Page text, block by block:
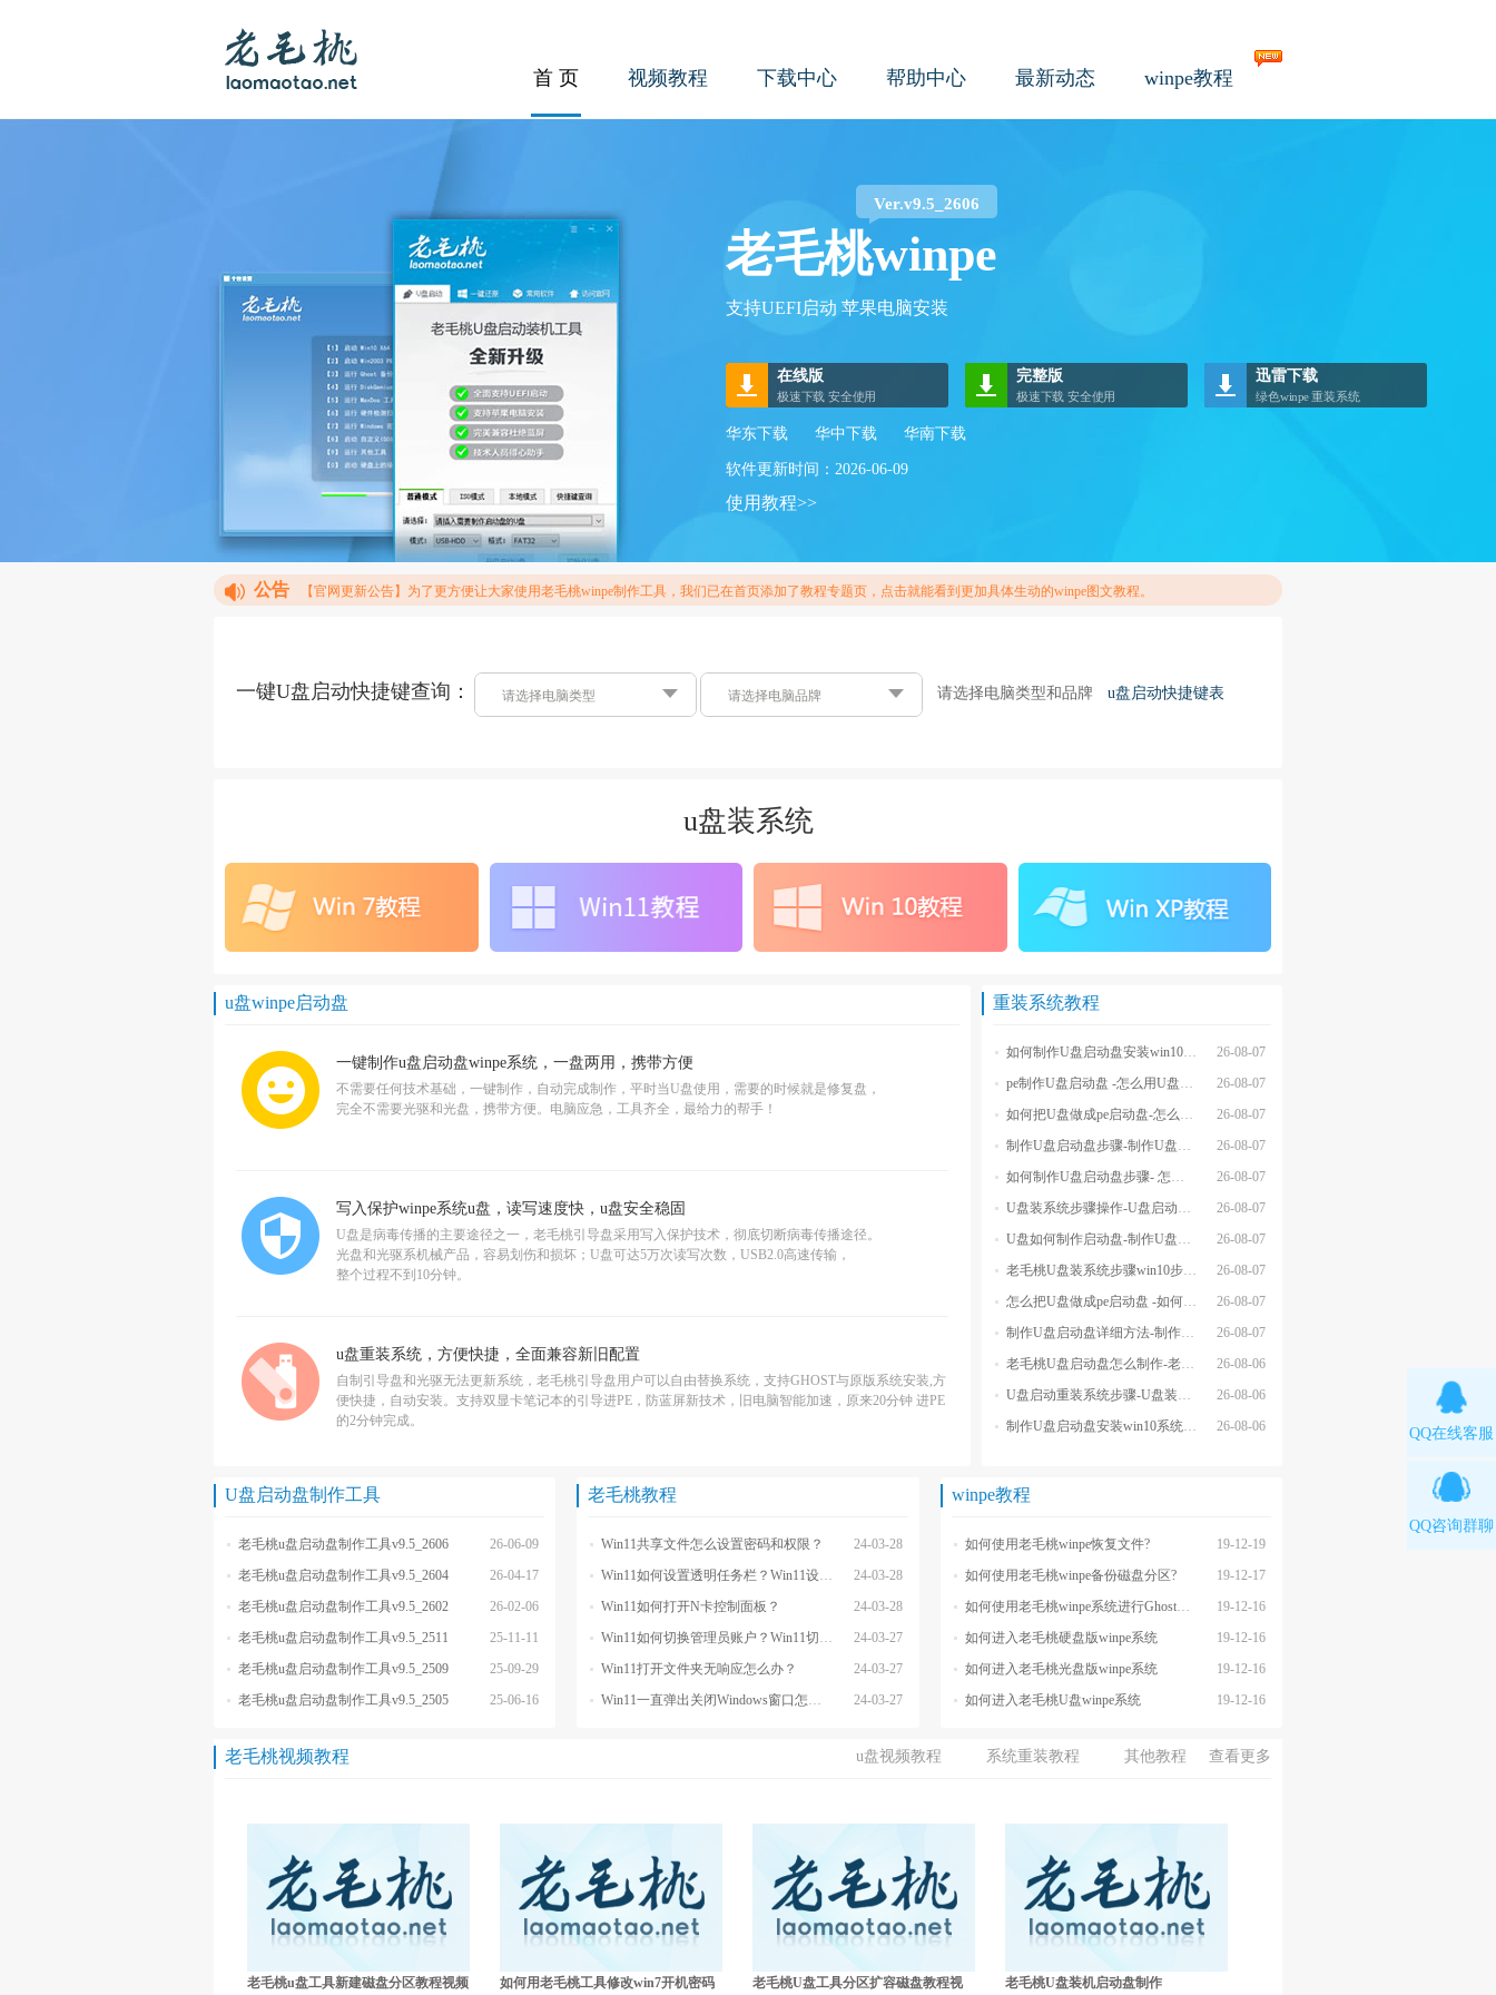
首 页 视频教程 下载中心 帮助中心 最新动态 winpe教程
老毛桃winpe
支持UEFI启动 苹果电脑安装
在线版
极速下载 安全使用
完整版
极速下载 安全使用
迅雷下载
绿色winpe 重装系统
使用教程>>
软件更新时间：2026-06-09
华东下载 华中下载 华南下载
公告 【官网更新公告】为了更方便让大家使用老毛桃winpe制作工具，我们已在首页添加了教程专题页，点击就能看到更加具体生动的winpe图文教程。
一键U盘启动快捷键查询： 请选择电脑类型 请选择电脑品牌 请选择电脑类型和品牌 u盘启动快捷键表
u盘装系统
u盘winpe启动盘
一键制作u盘启动盘winpe系统，一盘两用，携带方便
不需要任何技术基础，一键制作，自动完成制作，平时当U盘使用，需要的时候就是修复盘，
完全不需要光驱和光盘，携带方便。电脑应急，工具齐全，最给力的帮手！
写入保护winpe系统u盘，读写速度快，u盘安全稳固
U盘是病毒传播的主要途径之一，老毛桃引导盘采用写入保护技术，彻底切断病毒传播途径。
光盘和光驱系机械产品，容易划伤和损坏；U盘可达5万次读写次数，USB2.0高速传输，
整个过程不到10分钟。
u盘重装系统，方便快捷，全面兼容新旧配置
自制引导盘和光驱无法更新系统，老毛桃引导盘用户可以自由替换系统，支持GHOST与原版系统安装,方
便快捷，自动安装。支持双显卡笔记本的引导进PE，防蓝屏新技术，旧电脑智能加速，原来20分钟 进PE
的2分钟完成。
重装系统教程
26-08-07
如何制作U盘启动盘安装win10系统-怎么制作U盘启动盘安装win10系
26-08-07
pe制作U盘启动盘 -怎么用U盘制作pe系统启动盘
26-08-07
如何把U盘做成pe启动盘-怎么把U盘做成pe启动盘
26-08-07
制作U盘启动盘步骤-制作U盘启动盘详细方法
26-08-07
如何制作U盘启动盘步骤- 怎么制作U盘启动盘步骤
26-08-07
U盘装系统步骤操作-U盘启动重装系统步骤
26-08-07
U盘如何制作启动盘-制作U盘启动盘重装
26-08-07
老毛桃U盘装系统步骤win10步骤-老毛桃U盘装系统步骤win10方法
26-08-07
怎么把U盘做成pe启动盘 -如何把U盘做成pe启动盘
26-08-07
制作U盘启动盘详细方法-制作U盘启动盘步骤
26-08-06
老毛桃U盘启动盘怎么制作-老毛桃winpeU盘启动盘制作步骤
26-08-06
U盘启动重装系统步骤-U盘装系统步骤操作
26-08-06
制作U盘启动盘安装win10系统步骤-制作U盘启动盘安装win10系统步骤
U盘启动盘制作工具
26-06-09
老毛桃u盘启动盘制作工具v9.5_2606
26-04-17
老毛桃u盘启动盘制作工具v9.5_2604
26-02-06
老毛桃u盘启动盘制作工具v9.5_2602
25-11-11
老毛桃u盘启动盘制作工具v9.5_2511
25-09-29
老毛桃u盘启动盘制作工具v9.5_2509
25-06-16
老毛桃u盘启动盘制作工具v9.5_2505
老毛桃教程
24-03-28
Win11共享文件怎么设置密码和权限？
24-03-28
Win11如何设置透明任务栏？Win11设置透明任务栏的方法
24-03-28
Win11如何打开N卡控制面板？
24-03-27
Win11如何切换管理员账户？Win11切换管理员账户的方法
24-03-27
Win11打开文件夹无响应怎么办？
24-03-27
Win11一直弹出关闭Windows窗口怎么解决？
winpe教程
19-12-19
如何使用老毛桃winpe恢复文件?
19-12-17
如何使用老毛桃winpe备份磁盘分区?
19-12-16
如何使用老毛桃winpe系统进行Ghost备份
19-12-16
如何进入老毛桃硬盘版winpe系统
19-12-16
如何进入老毛桃光盘版winpe系统
19-12-16
如何进入老毛桃U盘winpe系统
老毛桃视频教程 u盘视频教程 系统重装教程 其他教程 查看更多
老毛桃u盘工具新建磁盘分区教程视频 如何用老毛桃工具修改win7开机密码 老毛桃U盘工具分区扩容磁盘教程视 老毛桃U盘装机启动盘制作
QQ在线客服
QQ咨询群聊